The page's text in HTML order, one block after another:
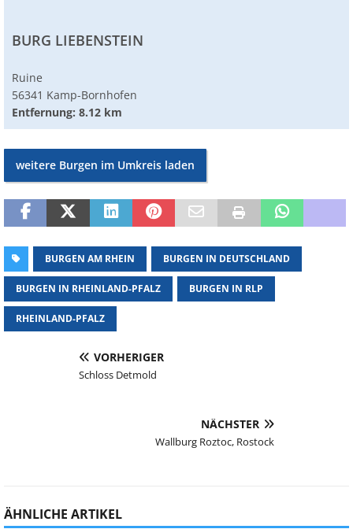
BURG LIEBENSTEIN
Ruine
56341 Kamp-Bornhofen
Entfernung: 8.12 km
weitere Burgen im Umkreis laden
BURGEN AM RHEIN BURGEN IN DEUTSCHLAND
BURGEN IN RHEINLAND-PFALZ BURGEN IN RLP
RHEINLAND-PFALZ
VORHERIGER
Schloss Detmold
NÄCHSTER
Wallburg Roztoc, Rostock
ÄHNLICHE ARTIKEL